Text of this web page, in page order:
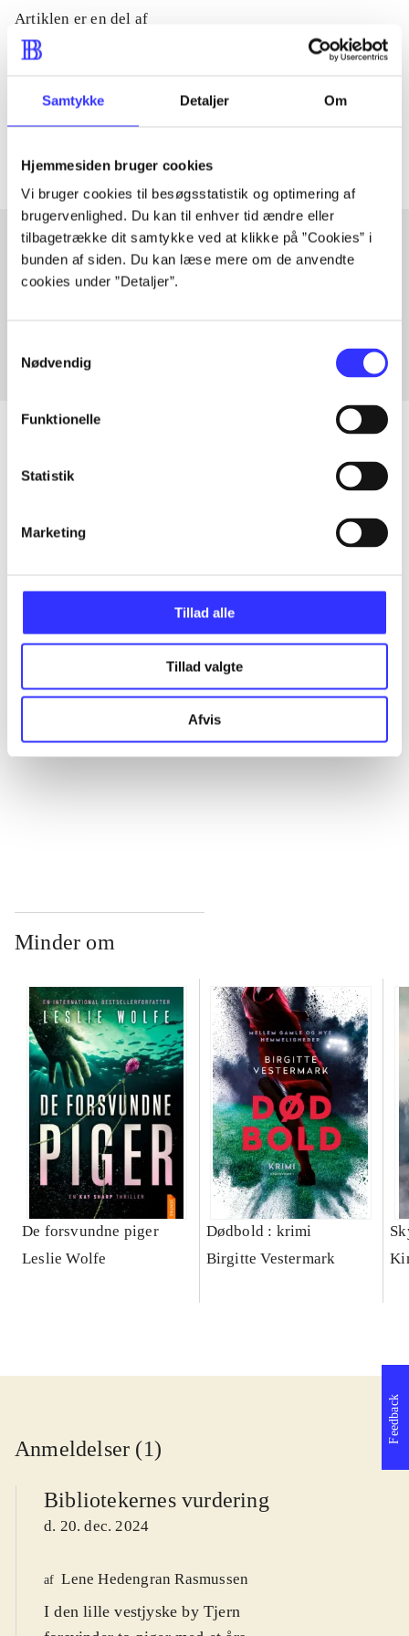
Samtykke Detaljer Om
Hjemmesiden bruger cookies
Vi bruger cookies til besøgsstatistik og optimering af
brugervenlighed. Du kan til enhver tid ændre eller
tilbagetrække dit samtykke ved at klikke på ”Cookies” i
bunden af siden. Du kan læse mere om de anvendte
cookies under ”Detaljer”.
Nødvendig
Funktionelle
Statistik
Marketing
Tillad alle
Tillad valgte
Afvis
Artiklen er en del af
Artiklerne i handler ofte om
Artikler med samme emner
Artikler
...
...
Minder om
De forsvundne piger
Leslie Wolfe
Dødbold : krimi
Birgitte Vestermark
Anmeldelser (1)
Bibliotekernes vurdering
d. 20. dec. 2024
af Lene Hedengran Rasmussen
I den lille vestjyske by Tjern
Feedback